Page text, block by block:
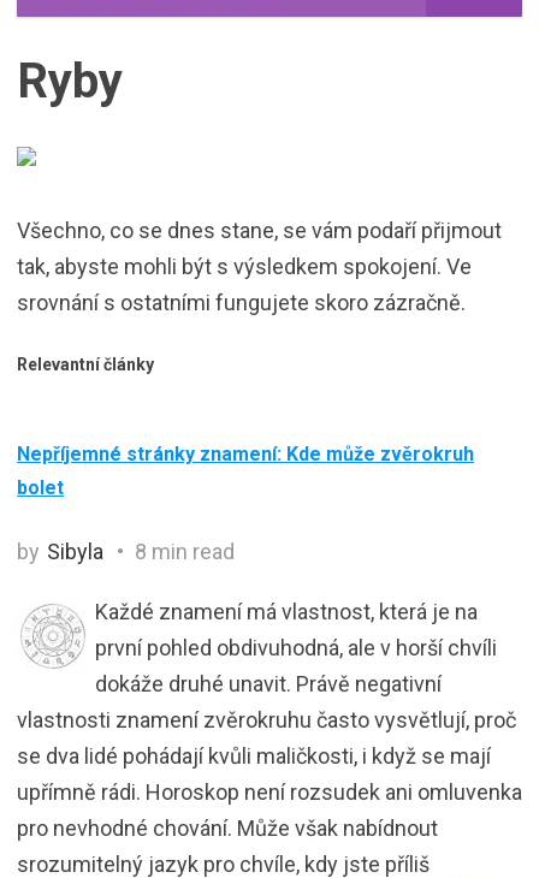
Ryby
Všechno, co se dnes stane, se vám podaří přijmout
tak, abyste mohli být s výsledkem spokojení. Ve
srovnání s ostatními fungujete skoro zázračně.
Relevantní články
Nepříjemné stránky znamení: Kde může zvěrokruh
bolet
by Sibyla 8 min read
Každé znamení má vlastnost, která je na
první pohled obdivuhodná, ale v horší chvíli
dokáže druhé unavit. Právě negativní
vlastnosti znamení zvěrokruhu často vysvětlují, proč
se dva lidé pohádají kvůli maličkosti, i když se mají
upřímně rádi. Horoskop není rozsudek ani omluvenka
pro nevhodné chování. Může však nabídnout
srozumitelný jazyk pro chvíle, kdy jste příliš